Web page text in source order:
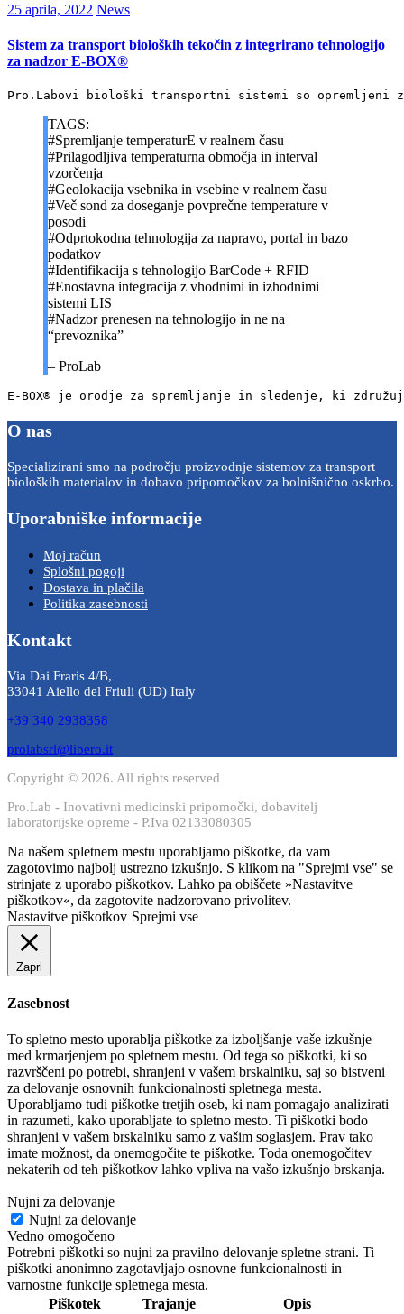
25 aprila, 2022 News
Sistem za transport bioloških tekočin z integrirano tehnologijo
za nadzor E-BOX®
Pro.Labovi biološki transportni sistemi so opremljeni z
TAGS:
#Spremljanje temperaturE v realnem času
#Prilagodljiva temperaturna območja in interval
vzorčenja
#Geolokacija vsebnika in vsebine v realnem času
#Več sond za doseganje povprečne temperature v
posodi
#Odprtokodna tehnologija za napravo, portal in bazo
podatkov
#Identifikacija s tehnologijo BarCode + RFID
#Enostavna integracija z vhodnimi in izhodnimi
sistemi LIS
#Nadzor prenesen na tehnologijo in ne na
“prevoznika”
– ProLab
E-BOX® je orodje za spremljanje in sledenje, ki
O nas
Specializirani smo na področju proizvodnje sistemov za transport
bioloških materialov in dobavo pripomočkov za bolnišnično oskrbo.
Uporabniške informacije
Moj račun
Splošni pogoji
Dostava in plačila
Politika zasebnosti
Kontakt
Via Dai Fraris 4/B,
33041 Aiello del Friuli (UD) Italy
+39 340 2938358
prolabsrl@libero.it
Copyright © 2026. All rights reserved
Pro.Lab - Inovativni medicinski pripomočki, dobavitelj
laboratorijske opreme - P.Iva 02133080305
Na našem spletnem mestu uporabljamo piškotke, da vam
zagotovimo najbolj ustrezno izkušnjo. S klikom na "Sprejmi vse" se
strinjate z uporabo piškotkov. Lahko pa obiščete »Nastavitve
piškotkov«, da zagotovite nadzorovano privolitev.
Nastavitve piškotkov Sprejmi vse
Zapri
Zasebnost
To spletno mesto uporablja piškotke za izboljšanje vaše izkušnje
med krmarjenjem po spletnem mestu. Od tega so piškotki, ki so
razvrščeni po potrebi, shranjeni v vašem brskalniku, saj so bistveni
za delovanje osnovnih funkcionalnosti spletnega mesta.
Uporabljamo tudi piškotke tretjih oseb, ki nam pomagajo analizirati
in razumeti, kako uporabljate to spletno mesto. Ti piškotki bodo
shranjeni v vašem brskalniku samo z vašim soglasjem. Prav tako
imate možnost, da onemogočite te piškotke. Toda onemogočitev
nekaterih od teh piškotkov lahko vpliva na vašo izkušnjo brskanja.
Nujni za delovanje
Nujni za delovanje
Vedno omogočeno
Potrebni piškotki so nujni za pravilno delovanje spletne strani. Ti
piškotki anonimno zagotavljajo osnovne funkcionalnosti in
varnostne funkcije spletnega mesta.
Piškotek
Trajanje Opis